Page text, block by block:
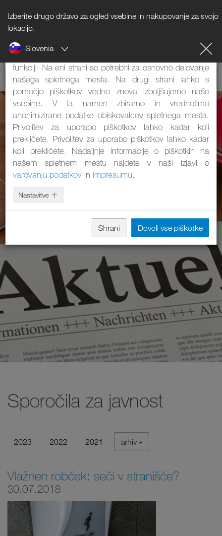
Izberite drugo državo za ogled vsebine in nakupovanje za svojo
lokacijo.
Slovenia
Sporočila za javnost
2023 2022 2021 arhiv
Vlažnen robček: seči v stranišče?
30.07.2018
Napotki o piškotkih
Naše spletno mesto uporablja piškotke. Ti imajo dve
funkciji: Na eni strani so potrebni za osnovno delovanje
našega spletnega mesta. Na drugi strani lahko s
pomočjo piškotkov vedno znova izboljšujemo naše
vsebine. V ta namen zbiramo in vrednotimo
anonimizirane podatke obiskovalcev spletnega mesta.
Privolitev za uporabo piškotkov lahko kadar koli
prekličete. Privolitev za uporabo piškotkov lahko kadar
koli prekličete. Nadaljnje informacije o piškotkih na
našem spletnem mestu najdete v naši izjavi o
varovanju podatkov in impresumu.
Nastavitve
Shrani Dovoli vse piškotke